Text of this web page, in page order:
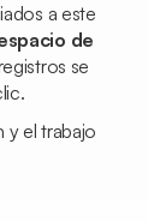
a este
de
se
y el trabajo